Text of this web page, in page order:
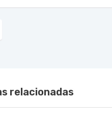
São Luiz Anália Franco
Marengo nr. 955 4º Andar -
relacionadas